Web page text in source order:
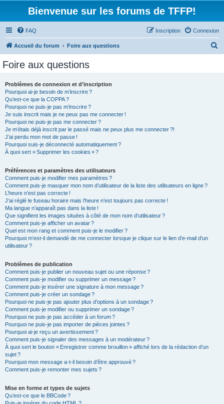
Bienvenue sur les forums de TFFP!
FAQ Connexion
Inscription
Accueil du forum Foire aux questions
Foire aux questions
Problèmes de connexion et d’inscription
Pourquoi ai-je besoin de m’inscrire ?
Qu’est-ce que la COPPA ?
Pourquoi ne puis-je pas m’inscrire ?
Je suis inscrit mais je ne peux pas me connecter !
Pourquoi ne puis-je pas me connecter ?
Je m’étais déjà inscrit par le passé mais ne peux plus me connecter ?!
J’ai perdu mon mot de passe !
Pourquoi suis-je déconnecté automatiquement ?
À quoi sert « Supprimer les cookies » ?
Préférences et paramètres des utilisateurs
Comment puis-je modifier mes paramètres ?
Comment puis-je masquer mon nom d’utilisateur de la liste des utilisateurs en ligne ?
L’heure n’est pas correcte !
J’ai réglé le fuseau horaire mais l’heure n’est toujours pas correcte !
Ma langue n’apparaît pas dans la liste !
Que signifient les images situées à côté de mon nom d’utilisateur ?
Comment puis-je afficher un avatar ?
Quel est mon rang et comment puis-je le modifier ?
Pourquoi m’est-il demandé de me connecter lorsque je clique sur le lien d’e-mail d’un
utilisateur ?
Problèmes de publication
Comment puis-je publier un nouveau sujet ou une réponse ?
Comment puis-je modifier ou supprimer un message ?
Comment puis-je insérer une signature à mon message ?
Comment puis-je créer un sondage ?
Pourquoi ne puis-je pas ajouter plus d’options à un sondage ?
Comment puis-je modifier ou supprimer un sondage ?
Pourquoi ne puis-je pas accéder à un forum ?
Pourquoi ne puis-je pas importer de pièces jointes ?
Pourquoi ai-je reçu un avertissement ?
Comment puis-je signaler des messages à un modérateur ?
À quoi sert le bouton « Enregistrer comme brouillon » affiché lors de la rédaction d’un
sujet ?
Pourquoi mon message a-t-il besoin d’être approuvé ?
Comment puis-je remonter mes sujets ?
Mise en forme et types de sujets
Qu’est-ce que le BBCode ?